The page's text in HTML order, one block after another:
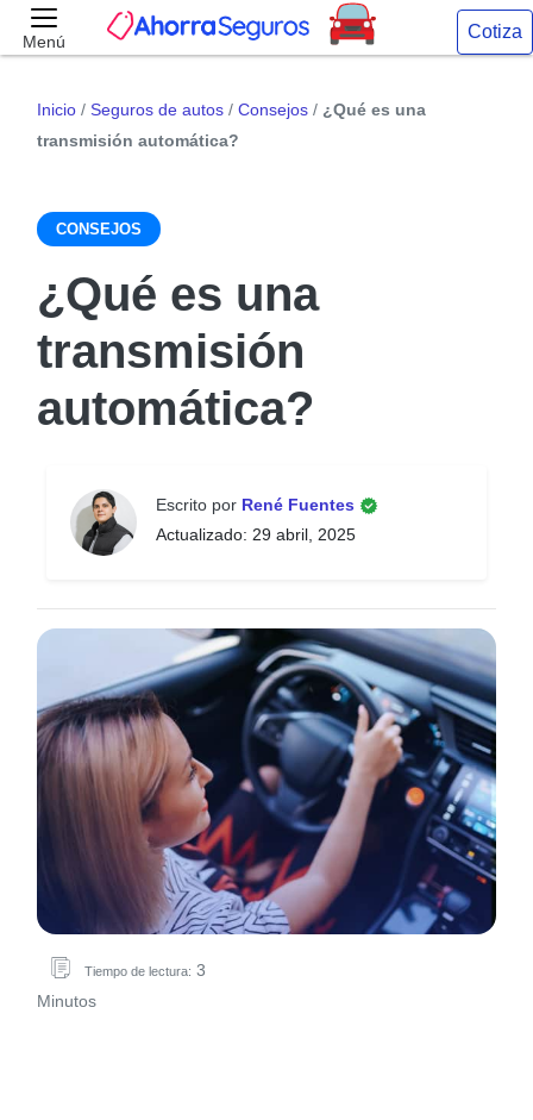
Menú Cotiza
Inicio / Seguros de autos / Consejos / ¿Qué es una
transmisión automática?
CONSEJOS
¿Qué es una
transmisión
automática?
Escrito por René Fuentes
Actualizado: 29 abril, 2025
Tiempo de lectura: 3
Minutos